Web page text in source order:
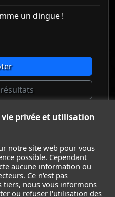
un dingue !
privée et utilisation
notre site web pour vous
possible. Cependant
aucune information ou
Ce n'est pas
tiers, nous vous informons
ou refuser l'utilisation des
des marques déposées
Ltd.
- LEGACY OF ATLANTIS
- FILMS- CONTACT-